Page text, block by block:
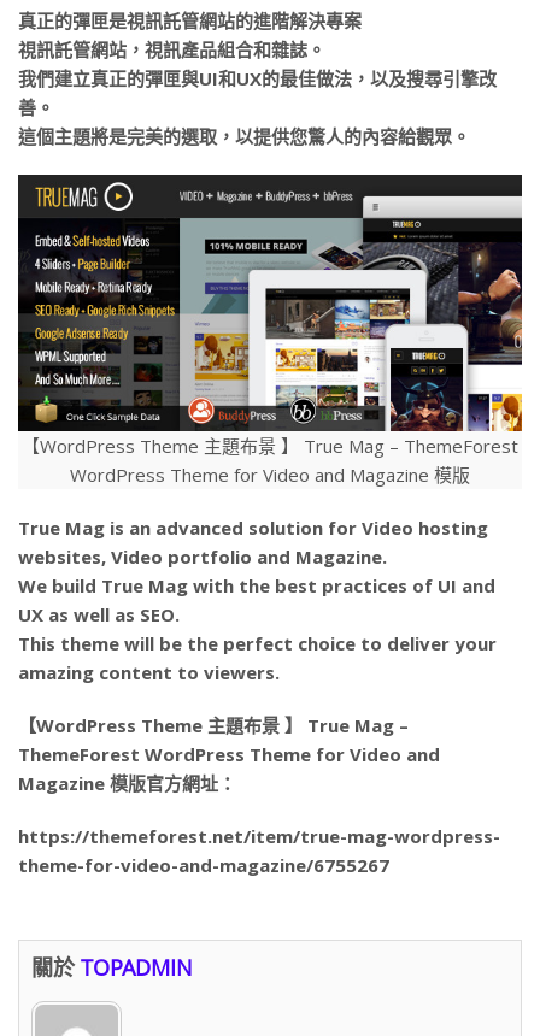
真正的彈匣是視訊託管網站的進階解決專案
視訊託管網站，視訊產品組合和雜誌。
我們建立真正的彈匣與UI和UX的最佳做法，以及搜尋引擎改
善。
這個主題將是完美的選取，以提供您驚人的內容給觀眾。
【WordPress Theme 主題布景 】 True Mag – ThemeForest
WordPress Theme for Video and Magazine 模版
True Mag is an advanced solution for Video hosting
websites, Video portfolio and Magazine.
We build True Mag with the best practices of UI and
UX as well as SEO.
This theme will be the perfect choice to deliver your
amazing content to viewers.
【WordPress Theme 主題布景 】 True Mag –
ThemeForest WordPress Theme for Video and
Magazine 模版官方網址：
https://themeforest.net/item/true-mag-wordpress-
theme-for-video-and-magazine/6755267
關於 TOPADMIN